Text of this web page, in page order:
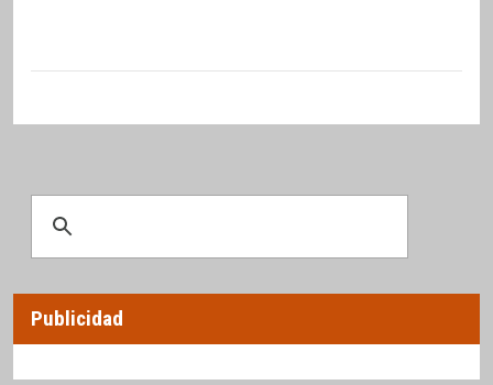
Publicidad